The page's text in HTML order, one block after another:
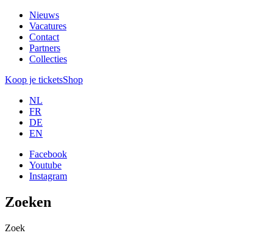
Nieuws
Vacatures
Contact
Partners
Collecties
Koop je ticketsShop
NL
FR
DE
EN
Facebook
Youtube
Instagram
Zoeken
Zoek